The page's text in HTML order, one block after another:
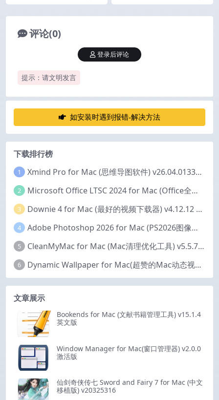
评论(0)
提示：请文明发言
登录后评论
如安装时遇到报错-解决方法
下载排行榜
1 Xmind Pro for Mac (思维导图软件) v26.04.01337 永久激活版
2 Microsoft Office LTSC 2024 for Mac (Office全家桶) v16.111.2 中文激活版
3 Downie 4 for Mac (最好的视频下载器) v4.12.12 激活版
4 Adobe Photoshop 2026 for Mac (PS2026图像编辑处理软件) v27.6.0 中文版
5 CleanMyMac for Mac (Mac清理优化工具) v5.5.7 激活版
6 Dynamic Wallpaper for Mac(超赞的Mac动态视频壁纸) v25.4 激活版
文章展示
Bookends for Mac (文献书籍管理工具) v15.1.4
英文版
Window Manager for Mac(窗口管理器) v2.0.0
激活版
仙剑奇侠传七 Sword and Fairy 7 for Mac (中文
移植版) v20325316